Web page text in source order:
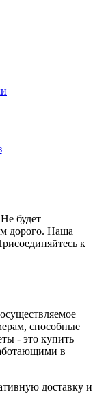
будет
дорого. Наша
к
способные
- это купить
в
доставку и